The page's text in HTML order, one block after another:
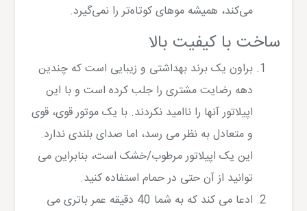
می‌کند، همیشه موهای کوتاه‌تر را نمی‌گیرد.
ساخت با کیفیت بالا
براون یک برند بهداشتی و زیبایی است که چندین
دهه رضایت مشتری را جلب کرده است و با این
اپیلاتور آنها را ناامید نکردند. با یک موتور قوی، قوی
و متعادل به نظر می رسد، اما صدای بلندی ندارد.
این یک اپیلاتور مرطوب/خشک است، بنابراین می
توانید از آن حتی در حمام استفاده کنید.
ادعا می کند که به شما 40 دقیقه عمر باتری می